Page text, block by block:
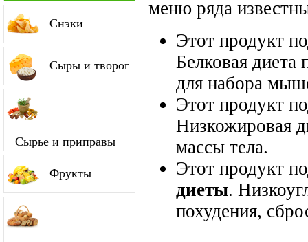
Снэки
Сыры и творог
Сырье и приправы
Фрукты
меню ряда
Этот продукт
Белковая диета
для набора
Этот продукт
Низкожировая
массы тела.
Этот продукт
диеты.
похудения,